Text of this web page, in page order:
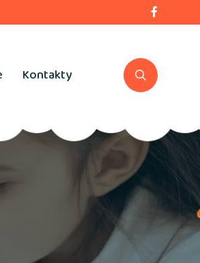
Kontakty